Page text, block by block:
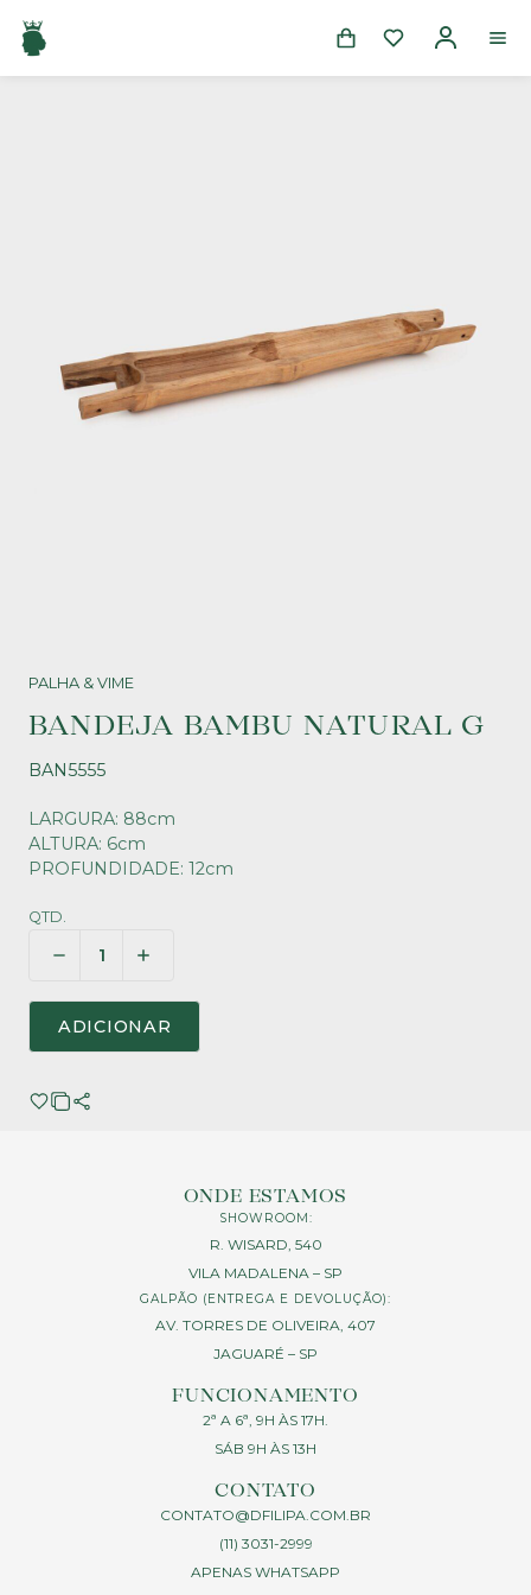
PALHA & VIME
BANDEJA BAMBU NATURAL G
BAN5555
LARGURA: 88cm
ALTURA: 6cm
PROFUNDIDADE: 12cm
QTD.
ADICIONAR
ONDE ESTAMOS
SHOWROOM:
R. WISARD, 540
VILA MADALENA – SP
GALPÃO (ENTREGA E DEVOLUÇÃO):
AV. TORRES DE OLIVEIRA, 407
JAGUARÉ – SP
FUNCIONAMENTO
2ª A 6ª, 9H ÀS 17H.
SÁB 9H ÀS 13H
CONTATO
CONTATO@DFILIPA.COM.BR
(11) 3031-2999
APENAS WHATSAPP